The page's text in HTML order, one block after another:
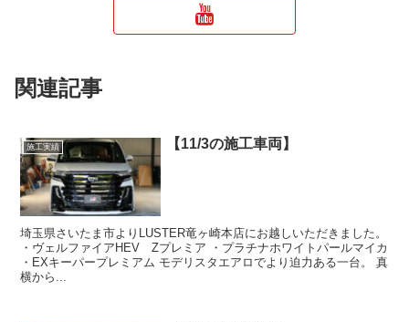
関連記事
施工実績 【11/3の施工車両】
埼玉県さいたま市よりLUSTER竜ヶ崎本店にお越しいただきました。
・ヴェルファイアHEV Zプレミア ・プラチナホワイトパールマイカ
・EXキーパープレミアム モデリスタエアロでより迫力ある一台。 真
横から...